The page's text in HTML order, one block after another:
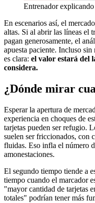
Entrenador
En escenarios así, el
altas. Si al abrir las líneas el
pagan generosamente, el
apuesta paciente. Incluso
es clara: el valor estará del
considera.
¿Dónde mirar
Esperar la apertura de
experiencia en choques de
tarjetas pueden ser refugio.
suelen ser friccionados, con
fluidas. Eso infla el número
amonestaciones.
El segundo tiempo tiende a
tiempo cuando el marcador
"mayor cantidad de tarjetas
totales" podrían tener más